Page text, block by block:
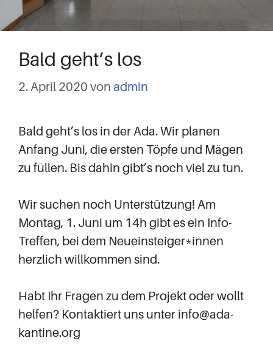
Bald geht’s los
2. April 2020 von admin
Bald geht’s los in der Ada. Wir planen
Anfang Juni, die ersten Töpfe und Mägen
zu füllen. Bis dahin gibt’s noch viel zu tun.
Wir suchen noch Unterstützung! Am
Montag, 1. Juni um 14h gibt es ein Info-
Treffen, bei dem Neueinsteiger*innen
herzlich willkommen sind.
Habt Ihr Fragen zu dem Projekt oder wollt
helfen? Kontaktiert uns unter info@ada-
kantine.org